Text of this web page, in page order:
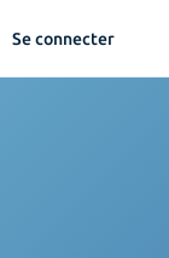
Se connecter